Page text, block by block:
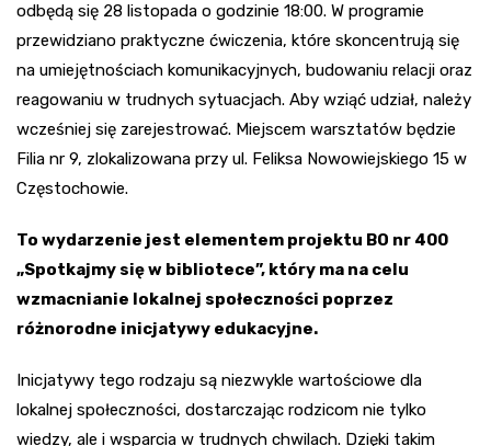
odbędą się 28 listopada o godzinie 18:00. W programie
przewidziano praktyczne ćwiczenia, które skoncentrują się
na umiejętnościach komunikacyjnych, budowaniu relacji oraz
reagowaniu w trudnych sytuacjach. Aby wziąć udział, należy
wcześniej się zarejestrować. Miejscem warsztatów będzie
Filia nr 9, zlokalizowana przy ul. Feliksa Nowowiejskiego 15 w
Częstochowie.
To wydarzenie jest elementem projektu BO nr 400
„Spotkajmy się w bibliotece”, który ma na celu
wzmacnianie lokalnej społeczności poprzez
różnorodne inicjatywy edukacyjne.
Inicjatywy tego rodzaju są niezwykle wartościowe dla
lokalnej społeczności, dostarczając rodzicom nie tylko
wiedzy, ale i wsparcia w trudnych chwilach. Dzięki takim